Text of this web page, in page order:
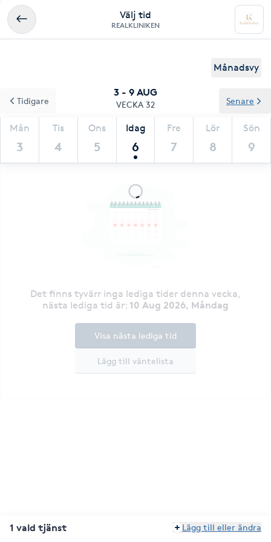
Välj tid
REALKLINIKEN
Månadsvy
3 - 9 AUG
VECKA 32
Mån
3
Tis
4
Ons
5
Idag
6
Fre
7
Lör
8
Sön
9
Tidigare Senare
Det finns tyvärr inga lediga tider denna vecka,
nästa lediga tid är: 10 Aug 2026, Måndag
Lägg till väntelista
Visa nästa lediga tid
1 vald tjänst Lägg till eller ändra